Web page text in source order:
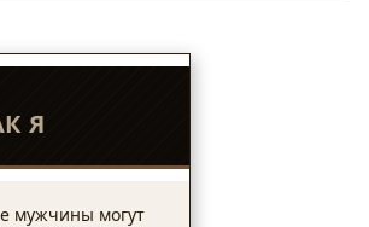
Я
мужчины могут